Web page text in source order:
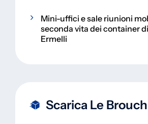
Mini-uffici e sale riunioni
seconda vita dei container
Ermelli
Scarica Le